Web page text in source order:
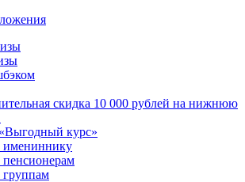
скидка 10 000 рублей на нижнюю
курс»
имениннику